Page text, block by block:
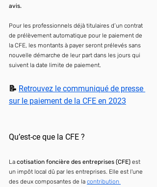
avis.
Pour les professionnels déjà titulaires d’un contrat
de prélèvement automatique pour le paiement de
la CFE, les montants à payer seront prélevés sans
nouvelle démarche de leur part dans les jours qui
suivent la date limite de paiement.
📝 Retrouvez le communiqué de presse
sur le paiement de la CFE en 2023
Qu’est-ce que la CFE ?
La cotisation foncière des entreprises (CFE) est
un impôt local dû par les entreprises. Elle est l'une
des deux composantes de la contribution